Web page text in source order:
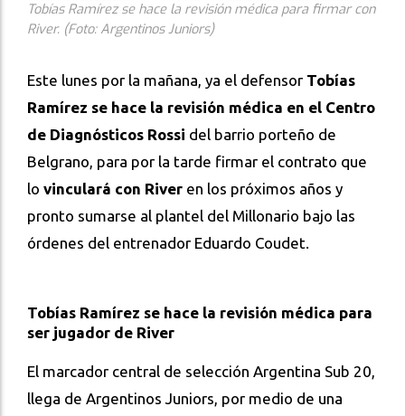
Tobías Ramírez se hace la revisión médica para firmar con
River. (Foto: Argentinos Juniors)
Este lunes por la mañana, ya el defensor Tobías
Ramírez se hace la revisión médica en el Centro
de Diagnósticos Rossi del barrio porteño de
Belgrano, para por la tarde firmar el contrato que
lo vinculará con River en los próximos años y
pronto sumarse al plantel del Millonario bajo las
órdenes del entrenador Eduardo Coudet.
Tobías Ramírez se hace la revisión médica para
ser jugador de River
El marcador central de selección Argentina Sub 20,
llega de Argentinos Juniors, por medio de una